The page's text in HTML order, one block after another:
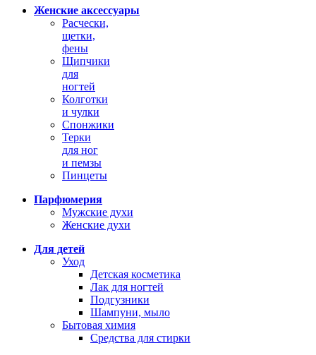
Женские аксессуары
Расчески,
щетки,
фены
Щипчики
для
ногтей
Колготки
и чулки
Спонжики
Терки
для ног
и пемзы
Пинцеты
Парфюмерия
Мужские духи
Женские духи
Для детей
Уход
Детская косметика
Лак для ногтей
Подгузники
Шампуни, мыло
Бытовая химия
Средства для стирки